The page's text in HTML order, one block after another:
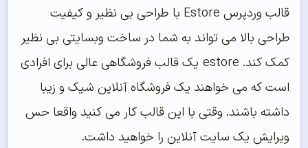
قالب وردپرس Estore با طراحی بی نظیر و کیفیت
طراحی بالا می تواند به شما در ساخت وبسایتی بی نظیر
کمک کند. estore یک قالب فروشگاهی عالی برای افرادی
است که می خواهند یک فروشگاه آنلاین شیک و زیبا
داشته باشند. وقتی با این قالب کار می کنید واقعا حس
ویرایش یک سایت آنلاین را خواهید داشت.